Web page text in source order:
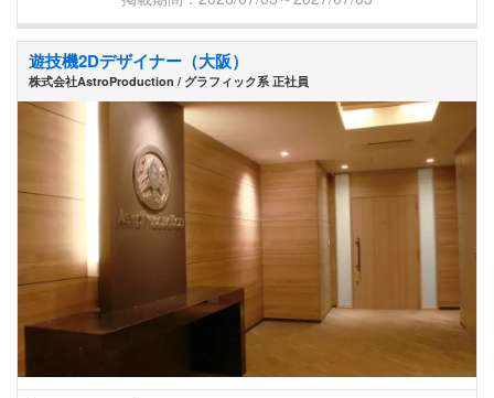
遊技機2Dデザイナー（大阪）
株式会社AstroProduction / グラフィック系 正社員